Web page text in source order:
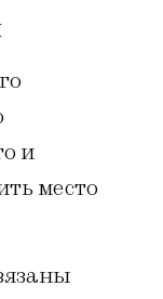
и
место